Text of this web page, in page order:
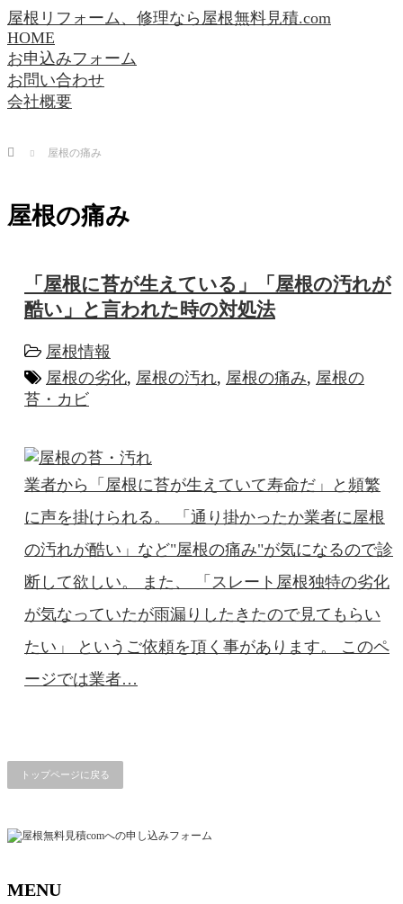
屋根リフォーム、修理なら屋根無料見積.com
HOME
お申込みフォーム
お問い合わせ
会社概要
Home 屋根の痛み
屋根の痛み
「屋根に苔が生えている」「屋根の汚れが
酷い」と言われた時の対処法
屋根情報
屋根の劣化, 屋根の汚れ, 屋根の痛み, 屋根の
苔・カビ
業者から「屋根に苔が生えていて寿命だ」と頻繁
に声を掛けられる。 「通り掛かったか業者に屋根
の汚れが酷い」など"屋根の痛み"が気になるので診
断して欲しい。 また、 「スレート屋根独特の劣化
が気なっていたが雨漏りしたきたので見てもらい
たい」 というご依頼を頂く事があります。 このペ
ージでは業者…
トップページに戻る
MENU